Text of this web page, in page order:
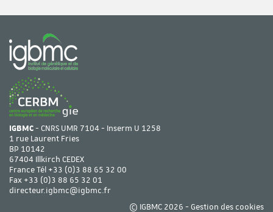
IGBMC- CNRS UMR 7104 - Inserm U 1258
1 rue Laurent Fries
BP 10142
67404 Illkirch CEDEX
France Tél +33 (0)3 88 65 32 00
Fax +33 (0)3 88 65 32 01
directeur.igbmc@igbmc.fr
© IGBMC 2026 - Gestion des cookies